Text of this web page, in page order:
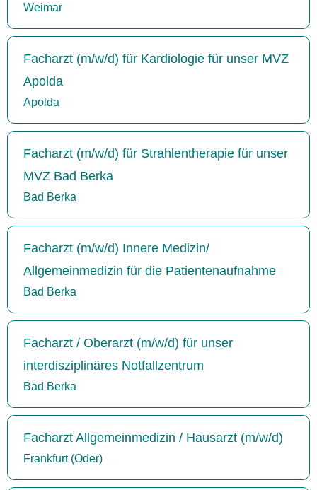
Weimar
Facharzt (m/w/d) für Kardiologie für unser MVZ
Apolda
Apolda
Facharzt (m/w/d) für Strahlentherapie für unser
MVZ Bad Berka
Bad Berka
Facharzt (m/w/d) Innere Medizin/
Allgemeinmedizin für die Patientenaufnahme
Bad Berka
Facharzt / Oberarzt (m/w/d) für unser
interdisziplinäres Notfallzentrum
Bad Berka
Facharzt Allgemeinmedizin / Hausarzt (m/w/d)
Frankfurt (Oder)